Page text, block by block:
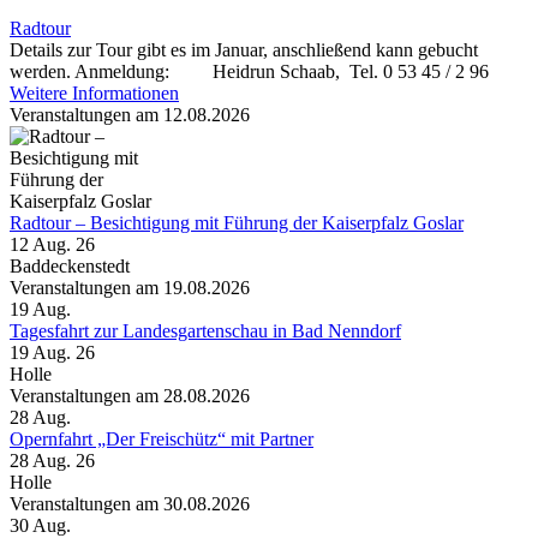
Radtour
Details zur Tour gibt es im Januar, anschließend kann gebucht
werden. Anmeldung: Heidrun Schaab, Tel. 0 53 45 / 2 96
Weitere Informationen
Veranstaltungen am 12.08.2026
Radtour – Besichtigung mit Führung der Kaiserpfalz Goslar
12 Aug. 26
Baddeckenstedt
Veranstaltungen am 19.08.2026
19 Aug.
Tagesfahrt zur Landesgartenschau in Bad Nenndorf
19 Aug. 26
Holle
Veranstaltungen am 28.08.2026
28 Aug.
Opernfahrt „Der Freischütz“ mit Partner
28 Aug. 26
Holle
Veranstaltungen am 30.08.2026
30 Aug.